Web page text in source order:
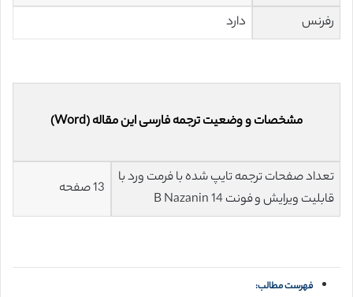
رفرنس
دارد
مشخصات و وضعیت ترجمه فارسی این مقاله (Word)
تعداد صفحات ترجمه تایپ شده با فرمت ورد با
قابلیت ویرایش و فونت 14 B Nazanin
13 صفحه
فهرست مطالب: